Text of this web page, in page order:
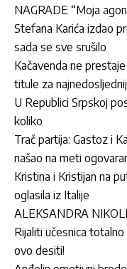
NAGRADE “Moja
Stefana Karića izdao
sada se sve srušilo
Kačavenda ne
titule za
U Republici Srpskoj
koliko
Trač partija: Gastoz i
našao na meti
Kristina i Kristijan na
oglasila iz Italije
ALEKSANDRA
Rijaliti učesnica
ovo desiti!